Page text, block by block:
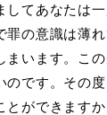
してあなたは
罪の意識は薄
まいます。こ
のです。その
とができます